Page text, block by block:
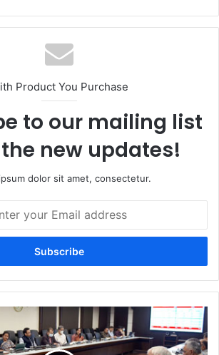
Product You Purchase
to our mailing list
new updates!
dolor sit amet, consectetur.